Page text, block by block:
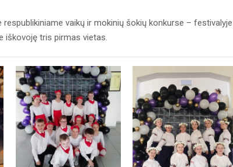
respublikiniame vaikų ir mokinių šokių konkurse –
iškovoję tris pirmas vietas.